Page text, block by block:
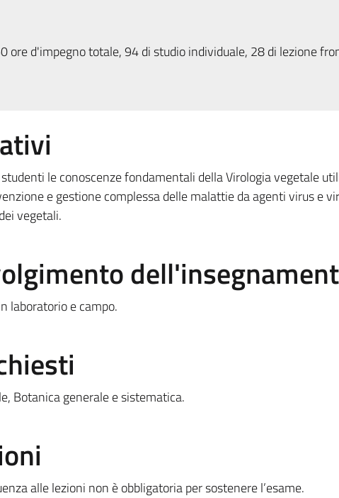
ore d'impegno totale, 94 di studio individuale, 28 di lezione
le conoscenze fondamentali della Virologia vegetale
e gestione complessa delle malattie da agenti virus e
vegetali.
laboratorio e campo.
Botanica generale e sistematica.
alle lezioni non è obbligatoria per sostenere l’esame.